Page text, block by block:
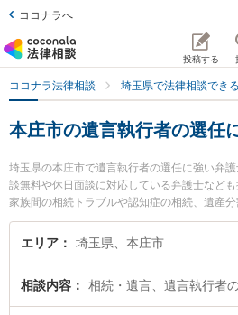
ココナラへ
投稿する
ココナラ法律相談 埼玉県で法律相談でき
本庄市の遺言執行者の選任
埼玉県の本庄市で遺言執行者の選任に強い弁
談無料や休日面談に対応している弁護士など
家族間の相続トラブルや認知症の相続、遺産
検索もでき便利です。特に金井法律事務所の
報や弁護士費用、強みなどが注目されていま
無料で遺言執行者の選任を法律相談できる本
い』などでお困りの相談者さんにおすすめで
エリア 埼玉県、本庄市
相談内容 相続・遺言、遺言執行者